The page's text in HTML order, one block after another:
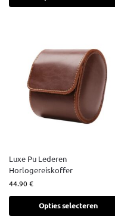
Luxe Pu Lederen
Horlogereiskoffer
44.90€
Opties selecteren